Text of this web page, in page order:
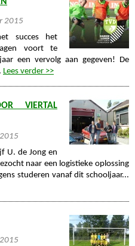
2015
succes het
voort te
een vervolg aan gegeven! De
Lees verder >>
VIERTAL
U. de Jong en
naar een logistieke oplossing
studeren vanaf dit schooljaar...